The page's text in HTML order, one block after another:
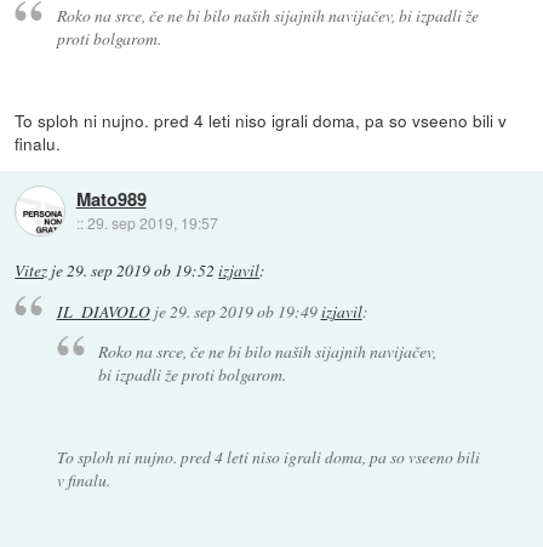
Roko na srce, če ne bi bilo naših sijajnih navijačev, bi izpadli že
proti bolgarom.
To sploh ni nujno. pred 4 leti niso igrali doma, pa so vseeno bili v
finalu.
Mato989
::29. sep 2019, 19:57
Vitez je29. sep 2019 ob 19:52 izjavil:
IL_DIAVOLOje29. sep 2019 ob 19:49izjavil:
Roko na srce, če ne bi bilo naših sijajnih navijačev,
bi izpadli že proti bolgarom.
To sploh ni nujno. pred 4 leti niso igrali doma, pa so vseeno bili
v finalu.